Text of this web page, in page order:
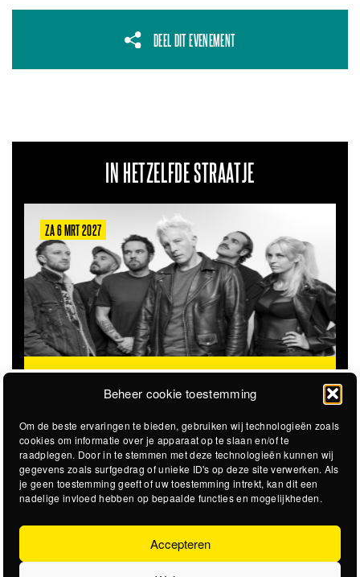
Beheer cookie toestemming
Om de beste ervaringen te bieden, gebruiken wij technologieën zoals
cookies om informatie over je apparaat op te slaan en/of te
raadplegen. Door in te stemmen met deze technologieën kunnen wij
gegevens zoals surfgedrag of unieke ID's op deze site verwerken. Als
je geen toestemming geeft of uw toestemming intrekt, kan dit een
nadelige invloed hebben op bepaalde functies en mogelijkheden.
Accepteren
DEEL DIT EVENEMENT
IN HETZELFDE STRAATJE
ZA 6 MRT 2027